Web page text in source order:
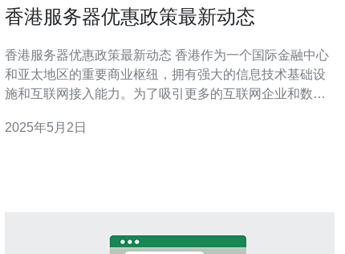
香港服务器优惠政策最新动态
香港服务器优惠政策最新动态 香港作为一个国际金融中心
和亚太地区的重要商业枢纽，拥有强大的信息技术基础设
施和互联网接入能力。为了吸引更多的互联网企业和数据
动优惠政策。本文将介绍香港服务器优惠政策的最新动
2025年5月2日